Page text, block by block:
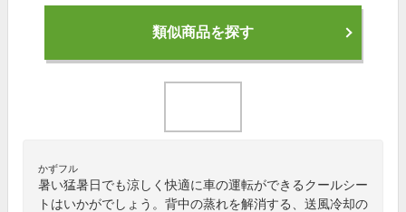
類似商品を探す
かずフル
暑い猛暑日でも涼しく快適に車の運転ができるクールシー
トはいかがでしょう。背中の蒸れを解消する、送風冷却の